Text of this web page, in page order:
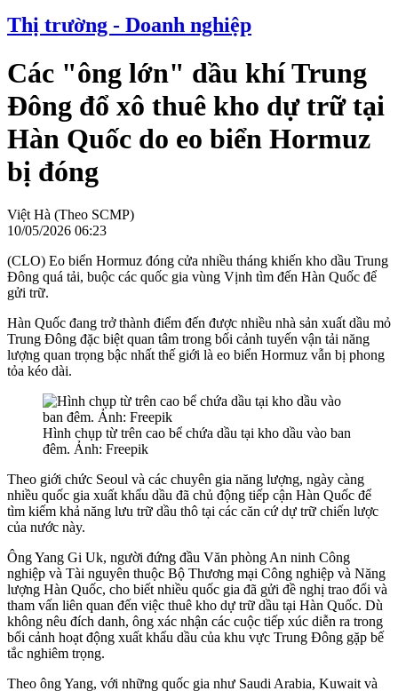
Thị trường - Doanh nghiệp
Các "ông lớn" dầu khí Trung
Đông đổ xô thuê kho dự trữ tại
Hàn Quốc do eo biển Hormuz
bị đóng
Việt Hà (Theo SCMP)
10/05/2026 06:23
(CLO) Eo biển Hormuz đóng cửa nhiều tháng khiến kho dầu Trung
Đông quá tải, buộc các quốc gia vùng Vịnh tìm đến Hàn Quốc để
gửi trữ.
Hàn Quốc đang trở thành điểm đến được nhiều nhà sản xuất dầu mỏ
Trung Đông đặc biệt quan tâm trong bối cảnh tuyến vận tải năng
lượng quan trọng bậc nhất thế giới là eo biển Hormuz vẫn bị phong
tỏa kéo dài.
Hình chụp từ trên cao bể chứa dầu tại kho dầu vào ban
đêm. Ảnh: Freepik
Theo giới chức Seoul và các chuyên gia năng lượng, ngày càng
nhiều quốc gia xuất khẩu dầu đã chủ động tiếp cận Hàn Quốc để
tìm kiếm khả năng lưu trữ dầu thô tại các căn cứ dự trữ chiến lược
của nước này.
Ông Yang Gi Uk, người đứng đầu Văn phòng An ninh Công
nghiệp và Tài nguyên thuộc Bộ Thương mại Công nghiệp và Năng
lượng Hàn Quốc, cho biết nhiều quốc gia đã gửi đề nghị trao đổi và
tham vấn liên quan đến việc thuê kho dự trữ dầu tại Hàn Quốc. Dù
không nêu đích danh, ông xác nhận các cuộc tiếp xúc diễn ra trong
bối cảnh hoạt động xuất khẩu dầu của khu vực Trung Đông gặp bế
tắc nghiêm trọng.
Theo ông Yang, với những quốc gia như Saudi Arabia, Kuwait và